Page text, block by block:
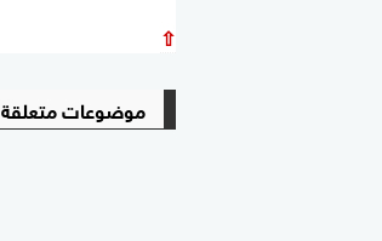
⇧
موضوعات متعلقة